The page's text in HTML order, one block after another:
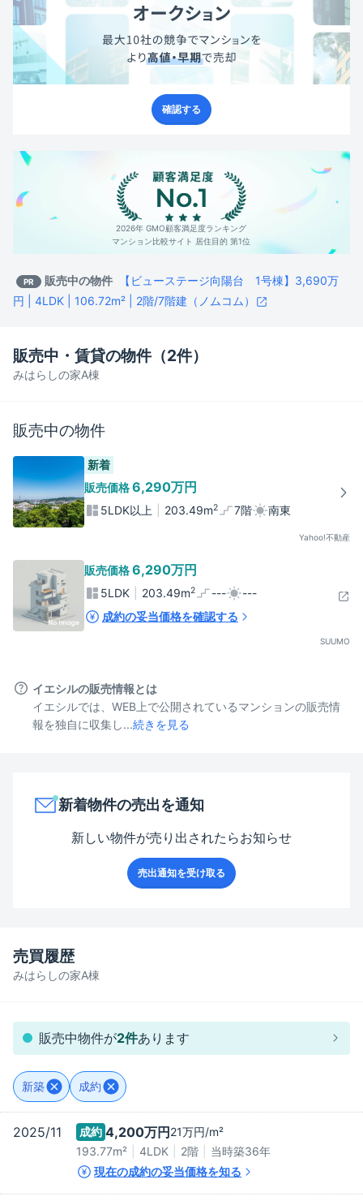
確認する
2026年 GMO顧客満足度ランキング
マンション比較サイト 居住目的 第1位
PR 販売中の物件
【ビューステージ向陽台 1号棟】3,690万
円 | 4LDK | 106.72m² | 2階/7階建（ノムコム）
みはらしの家A棟
販売中・賃貸の物件（2件）
販売中の物件
新着
販売価格6,290万円
5LDK以上 203.49m2 7階 南東
Yahoo!不動産
販売価格6,290万円
5LDK 203.49m2 ---
---
成約の妥当価格を確認する
SUUMO
イエシルの販売情報とは
イエシルでは、WEB上で公開されているマンションの販売情
報を独自に収集し...続きを見る
新着物件の売出を通知
新しい物件が売り出されたらお知らせ
売出通知を受け取る
みはらしの家A棟
売買履歴
販売中物件が2件あります
新築 成約
2025/11 成約 4,200万円21万円/m²
193.77m²
4LDK 2階 当時築36年
現在の成約の妥当価格を知る